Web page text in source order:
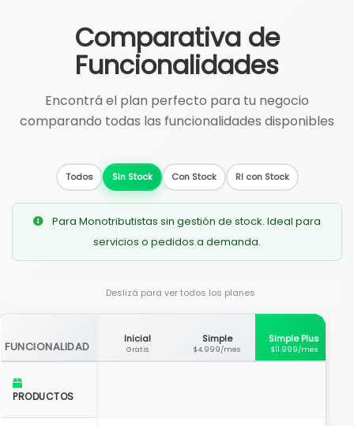
Comparativa de
Funcionalidades
Encontrá el plan perfecto para tu negocio
comparando todas las funcionalidades disponibles
Todos Sin Stock Con Stock RI con Stock
Para Monotributistas sin gestión de stock. Ideal para
servicios o pedidos a demanda.
Deslizá para ver todos los planes
FUNCIONALIDAD
Inicial
Gratis
Simple
$4.999/mes
Simple Plus
$11.999/mes
PRODUCTOS